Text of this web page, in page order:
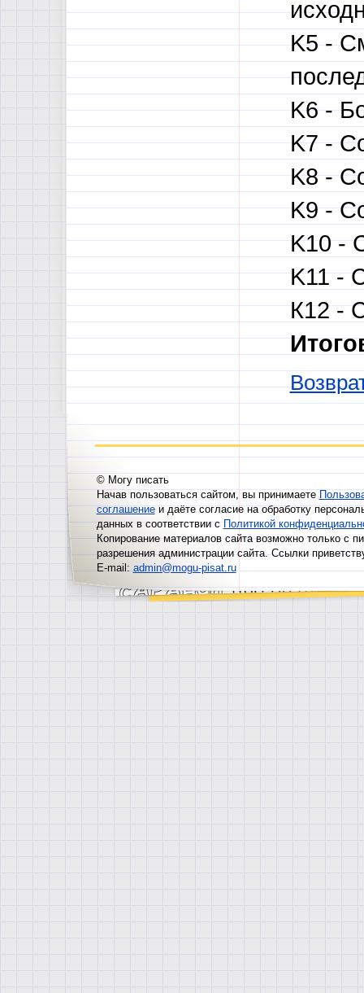
K5 -
K6 -
K7 -
K8 -
K9 -
K10 -
K11 -
К12 -
© Могу писать
Начав пользоваться сайтом, вы принимаете
соглашениеи даёте согласие на обработку
данных в соответствии сПолитикой
Копирование материалов сайта возможно только с
разрешения администрации сайта. Ссылки
E-mail:admin@mogu-pisat.ru